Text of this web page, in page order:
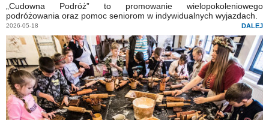
„Cudowna Podróż” to promowanie wielopokoleniowego
podróżowania oraz pomoc seniorom w indywidualnych wyjazdach.
2026-05-18 DALEJ